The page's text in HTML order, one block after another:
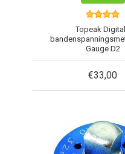
Topeak
Gauge D2
€33,00